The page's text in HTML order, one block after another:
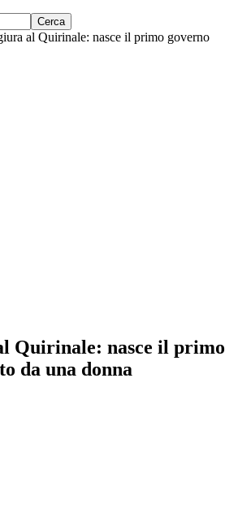
al Quirinale: nasce il primo governo
Quirinale: nasce il primo
da una donna